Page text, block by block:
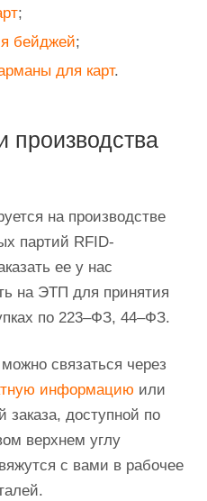
;
бейджей;
для карт.
производства
на производстве
партий RFID-
ее у нас
на ЭТП для принятия
по 223–ФЗ, 44–ФЗ.
связаться через
информацию или
заказа, доступной по
верхнем углу
с вами в рабочее